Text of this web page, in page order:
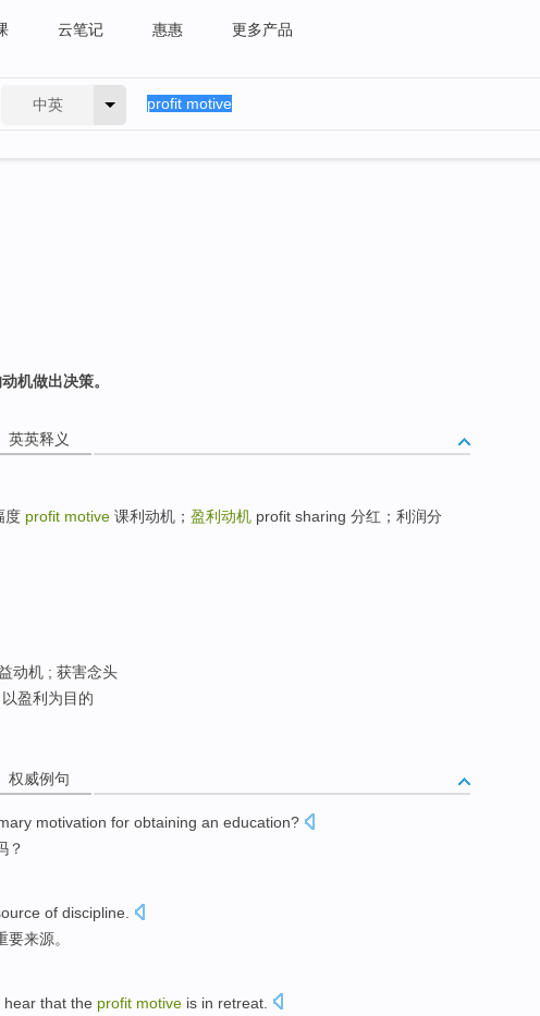
云笔记 惠惠 更多产品
中英
机做出决策。
英英释义
度 profit motive 课利动机； 盈利动机 profit sharing 分红；利润分
动机 ; 获害念头
以盈利为目的
权威例句
motivation for obtaining an education?
？
of discipline
要来源。
hear that the profit motive is in retreat